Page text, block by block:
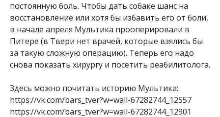
постоянную боль. Чтобы дать собаке шанс на
восстановление или хотя бы избавить его от боли,
в начале апреля Мультика прооперировали в
Питере (в Твери нет врачей, которые взялись бы
за такую сложную операцию). Теперь его надо
снова показать хирургу и посетить реабилитолога.
Здесь можно почитать историю Мультика:
https://vk.com/bars_tver?w=wall-67282744_12557
https://vk.com/bars_tver?w=wall-67282744_12901